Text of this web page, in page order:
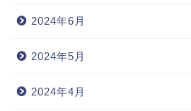
2024年6月
2024年5月
2024年4月